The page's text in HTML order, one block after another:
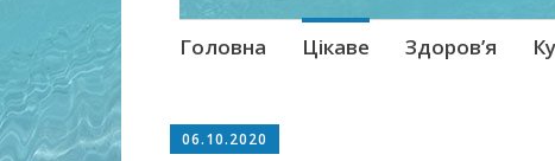
Skip
Головна Цікаве Здоров’я
06.10.2020